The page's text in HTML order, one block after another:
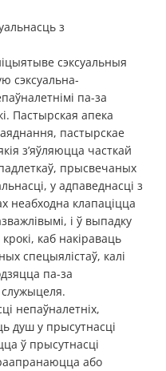
з
сэксуальныя
сэксуальна-
па-за
Пастырская апека
пастырскае
з’яўляюцца часткай
падлеткаў, прысвечаных
у адпаведнасці з
неабходна клапаціцца
і ў выпадку
каб накіраваць
спецыялістаў, калі
па-за
непаўналетніх,
душ у прысутнасці
ў прысутнасці
або